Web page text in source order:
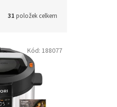
31 položek celkem
Kód: 188077